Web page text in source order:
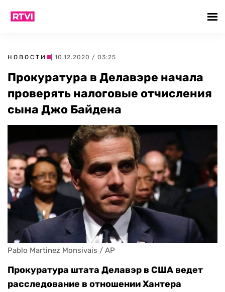
НОВОСТИ | 10.12.2020 / 03:25
Прокуратура в Делавэре начала
проверять налоговые отчисления
сына Джо Байдена
Pablo Martinez Monsivais / AP
Прокуратура штата Делавэр в США ведет
расследование в отношении Хантера